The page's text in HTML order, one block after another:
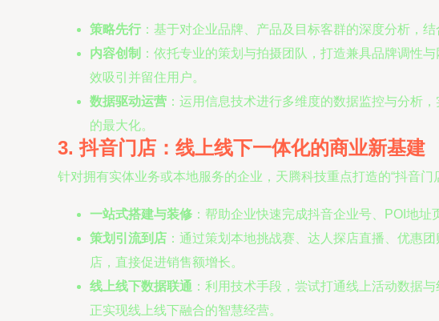
策略先行 ：基于对企业品牌、产品及目标客群的深度分析，
内容创制 ：依托专业的策划与拍摄团队，打造兼具品牌调性
效吸引并留住用户。
数据驱动运营 ：运用信息技术进行多维度的数据监控与分析
的最大化。
3. 抖音门店：线上线下一体化的商业新基建
针对拥有实体业务或本地服务的企业，天腾科技重点打造的“抖音门
一站式搭建与装修 ：帮助企业快速完成抖音企业号、POI地
策划引流到店 ：通过策划本地挑战赛、达人探店直播、优惠
店，直接促进销售额增长。
线上线下数据联通 ：利用技术手段，尝试打通线上活动数据
正实现线上线下融合的智慧经营。